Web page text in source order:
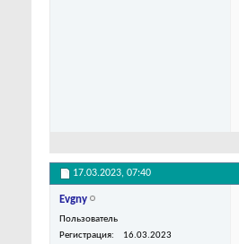
17.03.2023, 07:40
Evgny
Пользователь
Регистрация
16.03.2023